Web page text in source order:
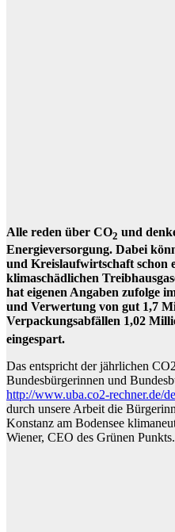
Alle reden über CO2 und
Energieversorgung. Dabei
und Kreislaufwirtschaft schon
klimaschädlichen
hat eigenen Angaben zufolge
und Verwertung von gut 1,7
Verpackungsabfällen 1,02
eingespart.
Das entspricht der jährlichen
Bundesbürgerinnen und
http://www.uba.co2-rechner.de/
durch unsere Arbeit die
Konstanz am Bodensee
Wiener, CEO des Grünen Punkts.